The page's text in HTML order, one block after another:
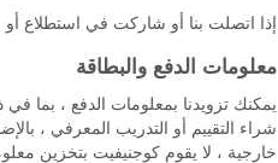
إذا اتصلت بنا أو شاركت في استطلاع أو
معلومات الدفع والبطاقة
شراء التقييم أو التدريب المعرفي ،
خارجية ، لا يقوم كوجنيفيت بتخزين